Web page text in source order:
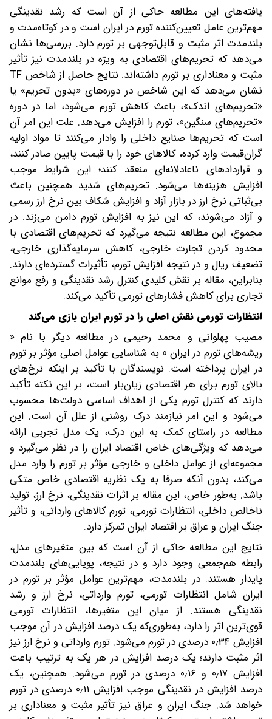
یافته‌های این مطالعه حاکی از آن است که رشد نقدینگی
مهم‌ترین عامل تعیین‌کننده تورم در ایران است و در کوتاه‌مدت و
بلندمدت اثر مثبت و قابل‌توجهی بر تورم دارد. بررسی‌ها نشان
می‌دهد که تحریم‌های اقتصادی به ویژه در بلندمدت نیز تأثیر
مثبت و معناداری بر تورم داشته‌اند. نتایج حاصل از شاخص TF
نشان می‌دهد که این شاخص در دوره‌های «بدون تحریم» یا
«تحریم‌های اندک»، باعث کاهش تورم می‌شود، اما در دوره
«تحریم‌های سنگین»، تورم را افزایش می‌دهد. علت این امر آن
است که تحریم‌ها صنایع داخلی را وادار می‌کنند تا مواد اولیه
گران‌قیمت وارد کرده، کالاهای خود را با قیمت پایین صادر کنند،
و قراردادهای ناعادلانه‌ای منعقد کنند؛ این شرایط موجب
افزایش هزینه‌ها می‌شود. تحریم‌های شدید همچنین باعث
بی‌ثباتی نرخ ارز در بازار آزاد و افزایش شکاف بین نرخ ارز رسمی
و آزاد می‌شوند، که این نیز به افزایش تورم دامن می‌زند. در
مجموع، این مطالعه نتیجه می‌گیرد که تحریم‌های اقتصادی با
محدود کردن تجارت خارجی، کاهش سرمایه‌گذاری خارجی،
تضعیف ریال و در نتیجه افزایش تورم، تأثیرات گسترده‌ای دارند.
بنابراین، مقاله بر نقش کلیدی کنترل رشد نقدینگی و رفع موانع
تجاری برای کاهش فشارهای تورمی تأکید می‌کند.
انتظارات تورمی نقش اصلی را در تورم ایران بازی می‌کند
مصیب پهلوانی و محمد رحیمی در مطالعه دیگر با نام «
ریشه‌های تورم در ایران » به شناسایی عوامل اصلی مؤثر بر تورم
در ایران پرداخته است. نویسندگان با تأکید بر اینکه نرخ‌های
بالای تورم برای هر اقتصادی زیان‌بار است، بر این نکته تأکید
دارند که کنترل تورم یکی از اهداف اساسی دولت‌ها محسوب
می‌شود و این امر نیازمند درک روشنی از علل آن است. این
مطالعه در راستای کمک به این درک، یک مدل تجربی ارائه
می‌دهد که ویژگی‌های خاص اقتصاد ایران را در نظر می‌گیرد و
مجموعه‌ای از عوامل داخلی و خارجی مؤثر بر تورم را وارد مدل
می‌کند، بدون آنکه صرفا به یک نظریه اقتصادی خاص متکی
باشد. به‌طور خاص، این مقاله بر اثرات نقدینگی، نرخ ارز، تولید
ناخالص داخلی، انتظارات تورمی، تورم کالاهای وارداتی، و تأثیر
جنگ ایران و عراق بر اقتصاد ایران تمرکز دارد.
نتایج این مطالعه حاکی از آن است که بین متغیرهای مدل،
رابطه هم‌جمعی وجود دارد و در نتیجه، پویایی‌های بلندمدت
پایدار هستند. در بلندمدت، مهم‌ترین عوامل مؤثر بر تورم در
ایران شامل انتظارات تورمی، تورم وارداتی، نرخ ارز و رشد
نقدینگی هستند. از میان این متغیرها، انتظارات تورمی
قوی‌ترین اثر را دارد، به‌طوری‌که یک درصد افزایش در آن موجب
افزایش ۰٫۳۴ درصدی در تورم می‌شود. تورم وارداتی و نرخ ارز نیز
اثر مثبت دارند؛ یک درصد افزایش در هر یک به ترتیب باعث
افزایش ۰٫۱۷ و ۰٫۱۶ درصدی در تورم می‌شود. همچنین، یک
درصد افزایش در نقدینگی موجب افزایش ۰٫۱۱ درصدی در تورم
خواهد شد. جنگ ایران و عراق نیز تأثیر مثبت و معناداری بر